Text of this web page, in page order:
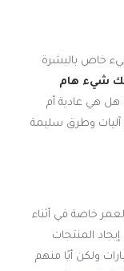
خاص بالبشرة
شيء هام
هل هي عادية أم
آليات وطرق سليمة
خاصة في أثناء
المنتجات
ولكن أيًا منهم